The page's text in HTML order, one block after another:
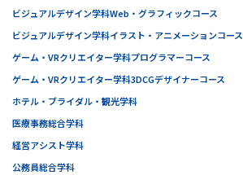
ビジュアルデザイン学科Web・グラフィックコース
ビジュアルデザイン学科イラスト・アニメーションコース
ゲーム・VRクリエイター学科プログラマーコース
ゲーム・VRクリエイター学科3DCGデザイナーコース
ホテル・ブライダル・観光学科
医療事務総合学科
経営アシスト学科
公務員総合学科